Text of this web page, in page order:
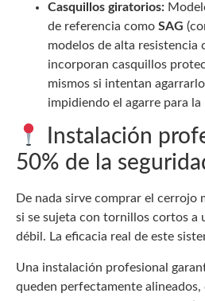
Casquillos giratorios:
de referencia como SAG
modelos de alta resistencia
incorporan casquillos
mismos si intentan
impidiendo el agarre para la
Instalación
50% de la
De nada sirve comprar el cerrojo
si se sujeta con tornillos cortos a
débil. La eficacia real de este
Una instalación profesional
queden perfectamente